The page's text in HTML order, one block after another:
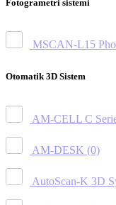
Fotogrametri sistemi
MSCAN-L15
Otomatik 3D Sistem
AM-CELL C
AM-DESK (0)
AutoScan-K 3D